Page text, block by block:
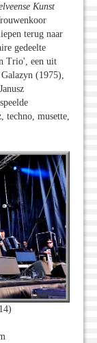
Kunst
terug naar
gedeelte
Trio', een uit
(1975),
musette,